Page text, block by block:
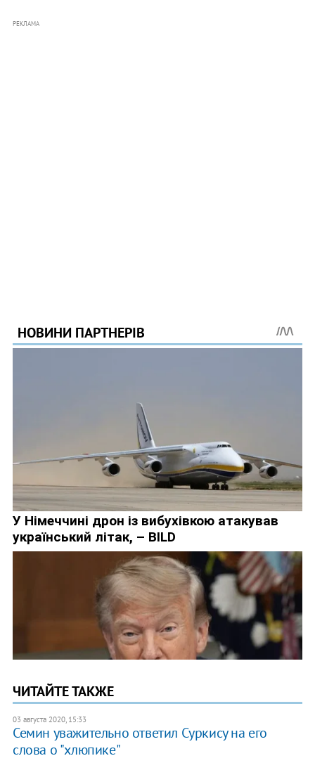
РЕКЛАМА
ЧИТАЙТЕ ТАКЖЕ
03 августа 2020, 15:33
Семин уважительно ответил Суркису на его
слова о "хлюпике"